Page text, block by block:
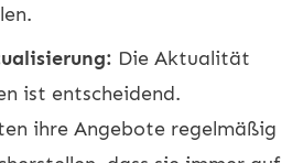
Die Aktualität
ist entscheidend.
ihre Angebote regelmäßig